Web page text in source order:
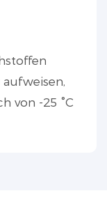
von -25 °C